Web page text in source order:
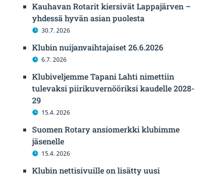
Kauhavan Rotarit kiersivät Lappajärven –
yhdessä hyvän asian puolesta
30.7. 2026
Klubin nuijanvaihtajaiset 26.6.2026
6.7. 2026
Klubiveljemme Tapani Lahti nimettiin
tulevaksi piirikuvernööriksi kaudelle 2028-
29
15.4. 2026
Suomen Rotary ansiomerkki klubimme
jäsenelle
15.4. 2026
Klubin nettisivuille on lisätty uusi